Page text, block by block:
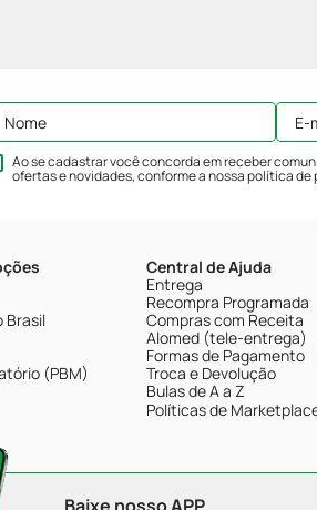
Ao se cadastrar você concorda em receber
ofertas e novidades, conforme a nossapolítica de
Brasil
(PBM)
Central de Ajuda
Entrega
Recompra Programada
Compras com Receita
Alomed (tele-entrega)
Formas de Pagamento
Troca e Devolução
Bulas de A a Z
Políticas de